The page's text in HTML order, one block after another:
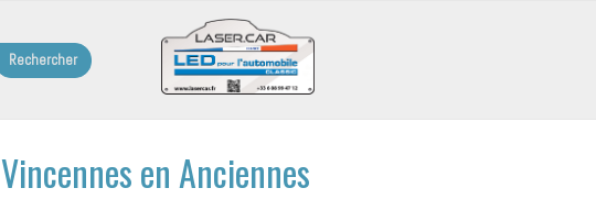
Rechercher
Vincennes en Anciennes